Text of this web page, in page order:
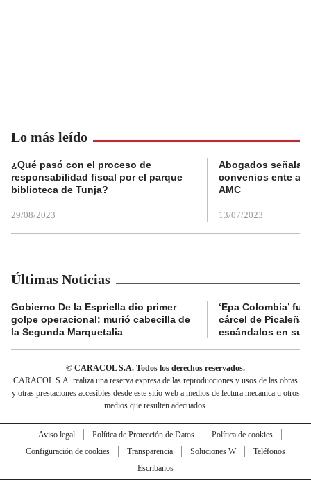
Lo más leído
¿Qué pasó con el proceso de
responsabilidad fiscal por el parque
biblioteca de Tunja?
29/08/2023
Abogados
convenios ente
AMC
13/07/2023
Últimas Noticias
Gobierno De la Espriella dio primer
golpe operacional: murió cabecilla de
la Segunda Marquetalia
‘Epa Colombia’
cárcel de Picaleña
escándalos en su
© CARACOL S.A. Todos los derechos reservados.
CARACOL S.A. realiza una reserva expresa de las reproducciones y usos de las obras
y otras prestaciones accesibles desde este sitio web a medios de lectura mecánica u otros
medios que resulten adecuados.
Aviso legal Política de Protección de Datos
Política de cookies
Configuración de cookies
Transparencia Soluciones W
Teléfonos
Escríbanos